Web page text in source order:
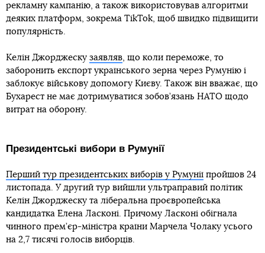
рекламну кампанію, а також використовував алгоритми
деяких платформ, зокрема TikTok, щоб швидко підвищити
популярність.
Келін Джорджеску заявляв, що коли переможе, то
заборонить експорт українського зерна через Румунію і
заблокує військову допомогу Києву. Також він вважає, що
Бухарест не має дотримуватися зобов’язань НАТО щодо
витрат на оборону.
Президентські вибори в Румунії
Перший тур президентських виборів у Румунії пройшов 24
листопада. У другий тур вийшли ультраправий політик
Келін Джорджеску та ліберальна проєвропейська
кандидатка Елена Ласконі. Причому Ласконі обігнала
чинного прем’єр-міністра країни Марчела Чолаку усього
на 2,7 тисячі голосів виборців.